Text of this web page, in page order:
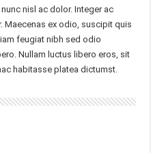
nisl ac dolor. Integer ac
Maecenas ex odio, suscipit quis
feugiat nibh sed odio
Nullam luctus libero eros, sit
habitasse platea dictumst.